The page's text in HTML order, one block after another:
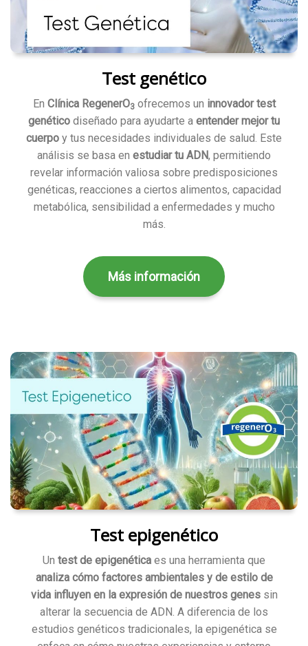
Test genético
En Clínica RegenerO3ofrecemos un innovador test
genético diseñado para ayudarte a entender mejor tu
cuerpo y tus necesidades individuales de salud. Este
análisis se basa en estudiar tu ADN, permitiendo
revelar información valiosa sobre predisposiciones
genéticas, reacciones a ciertos alimentos, capacidad
metabólica, sensibilidad a enfermedades y mucho
más.
Más información
Test epigenético
Un test de epigenética es una herramienta que
analiza cómo factores ambientales y de estilo de
vida influyen en la expresión de nuestros genessin
alterar la secuencia de ADN. A diferencia de los
estudios genéticos tradicionales, la epigenética se